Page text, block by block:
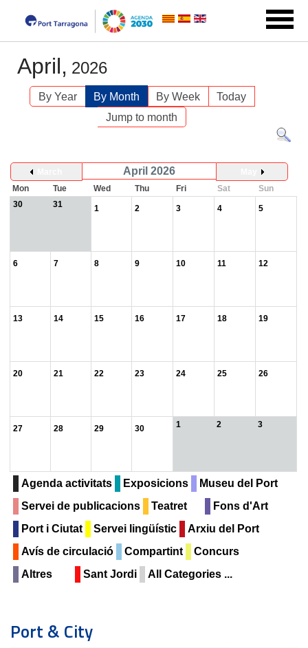
April, 2026
By Year By Month By Week
Today
Jump to month
April 2026
Mon
Tue Wed Thu Fri Sat
Sun
30
31 1 2 3 4 5
6 7 8 9 10 11 12
13 14 15 16 17 18 19
20 21 22 23 24 25 26
27 28 29 30 1 2 3
Agenda activitats Exposicions
Museu del Port
Servei de publicacions
Teatret
Fons d'Art
Port i Ciutat
Servei lingüístic
Arxiu del Port
Avís de circulació
Compartint
Concurs
Altres
Sant Jordi All Categories ...
Port & City